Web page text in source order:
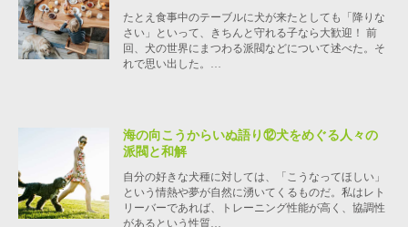
たとえ食事中のテーブルに犬が来たとしても「降りな
さい」といって、きちんと守れる子なら大歓迎！ 前
回、犬の世界にまつわる派閥などについて述べた。そ
れで思い出した。…
海の向こうからいぬ語り⑫犬をめぐる人々の
派閥と和解
自分の好きな犬種に対しては、「こうなってほしい」
という情熱や夢が自然に湧いてくるものだ。私はレト
リーバーであれば、トレーニング性能が高く、協調性
があるという性質…